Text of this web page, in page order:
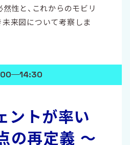
然性と、これからのモビリ
来図について考察しま
14:30
ントが率い
の再定義 〜